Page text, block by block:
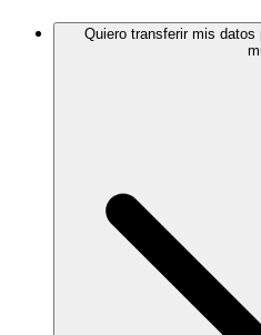
Quiero transferir mis datos